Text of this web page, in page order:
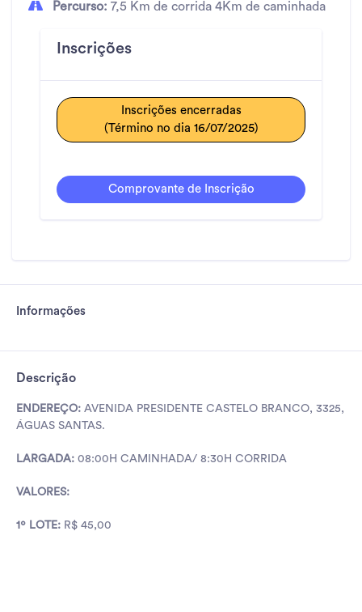
Percurso: 7,5 Km de corrida 4Km de caminhada
Inscrições
Inscrições encerradas
(Término no dia 16/07/2025)
Comprovante de Inscrição
Informações
Descrição
ENDEREÇO: AVENIDA PRESIDENTE CASTELO BRANCO, 3325,
ÁGUAS SANTAS.
LARGADA: 08:00H CAMINHADA/ 8:30H CORRIDA
VALORES:
1º LOTE: R$ 45,00